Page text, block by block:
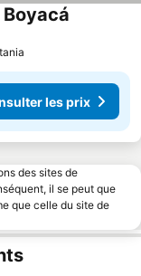
Boyacá
les prix
des sites de
il se peut que
que celle du site de